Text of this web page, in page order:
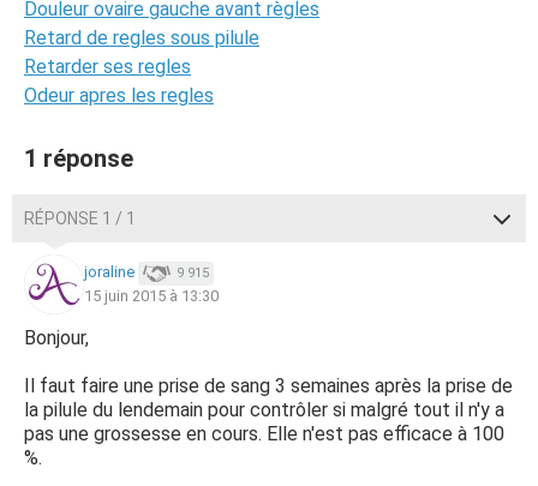
Douleur ovaire gauche avant règles
Retard de regles sous pilule
Retarder ses regles
Odeur apres les regles
1 réponse
RÉPONSE 1 / 1
joraline 9 915
15 juin 2015 à 13:30
Bonjour,
Il faut faire une prise de sang 3 semaines après la prise de
la pilule du lendemain pour contrôler si malgré tout il n'y a
pas une grossesse en cours. Elle n'est pas efficace à 100
%.